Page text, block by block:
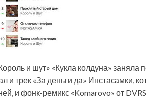
и шут» «Кукла колдуна» заняла
и трек «За деньги да» Инстасамки,
и фонк-ремикс «Komarovo» от